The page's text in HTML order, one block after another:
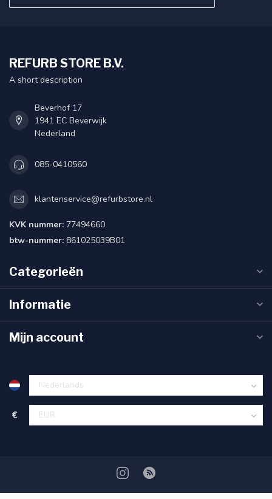
REFURB STORE B.V.
A short description
Beverhof 17
1941 EC Beverwijk
Nederland
085-0410560
klantenservice@refurbstore.nl
KVK nummer: 77494660
btw-nummer: 861025039B01
Categorieën
Informatie
Mijn account
€